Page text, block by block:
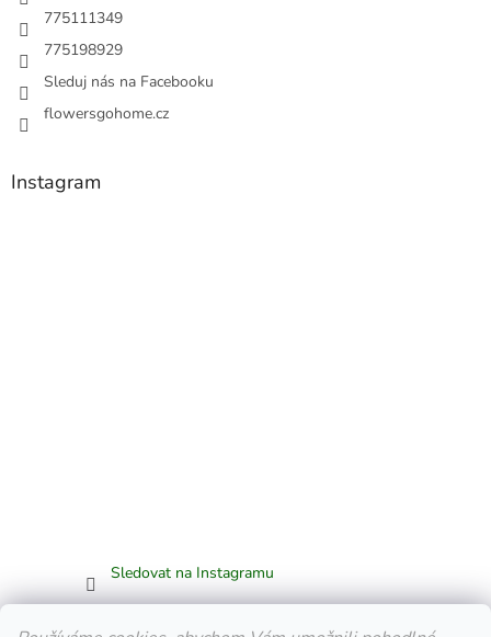
775111349
775198929
Sleduj nás na Facebooku
flowersgohome.cz
Instagram
Sledovat na Instagramu